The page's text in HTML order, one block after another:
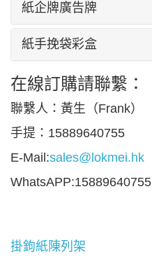
紙企牌廣告牌
紙手挽袋彩盒
在線訂購請聯繫：
聯繫人：黃生（Frank）
手提：15889640755
E-Mail:sales@lokmei.hk
WhatsAPP:15889640755
掛鉤紙陳列架